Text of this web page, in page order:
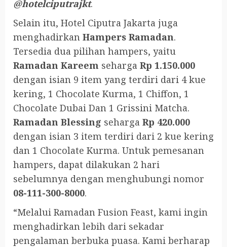
@hotelciputrajkt.
Selain itu, Hotel Ciputra Jakarta juga
menghadirkan Hampers Ramadan.
Tersedia dua pilihan hampers, yaitu
Ramadan Kareem seharga Rp 1.150.000
dengan isian 9 item yang terdiri dari 4 kue
kering, 1 Chocolate Kurma, 1 Chiffon, 1
Chocolate Dubai Dan 1 Grissini Matcha.
Ramadan Blessing seharga Rp 420.000
dengan isian 3 item terdiri dari 2 kue kering
dan 1 Chocolate Kurma. Untuk pemesanan
hampers, dapat dilakukan 2 hari
sebelumnya dengan menghubungi nomor
08-111-300-8000.
“Melalui Ramadan Fusion Feast, kami ingin
menghadirkan lebih dari sekadar
pengalaman berbuka puasa. Kami berharap